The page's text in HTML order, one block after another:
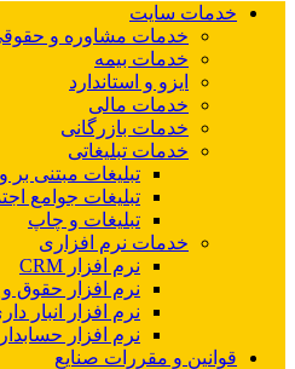
خدمات سایت
خدمات مشاوره و
خدمات بیمه
ایزو و استاندارد
خدمات مالی
خدمات بازرگانی
خدمات تبلیغاتی
تبلیغات مبتنی بر
تبلیغات جوامع
تبلیغات و چاپ
خدمات نرم افزاری
نرم افزار CRM
نرم افزار حقوق
نرم افزار انبار
نرم افزار
قوانین و مقررات صنایع